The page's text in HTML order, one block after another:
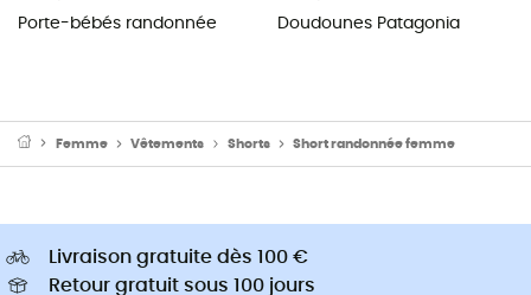
Porte-bébés randonnée
Doudounes Patagonia
Femme Vêtements Shorts Short randonnée femme
Livraison gratuite dès 100 €
Retour gratuit sous 100 jours